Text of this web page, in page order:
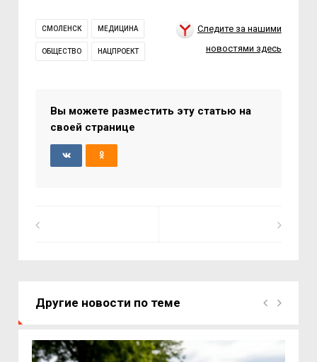
СМОЛЕНСК МЕДИЦИНА
ОБЩЕСТВО НАЦПРОЕКТ
Следите за нашими
новостями здесь
Вы можете разместить эту статью на
своей странице
Другие новости по теме